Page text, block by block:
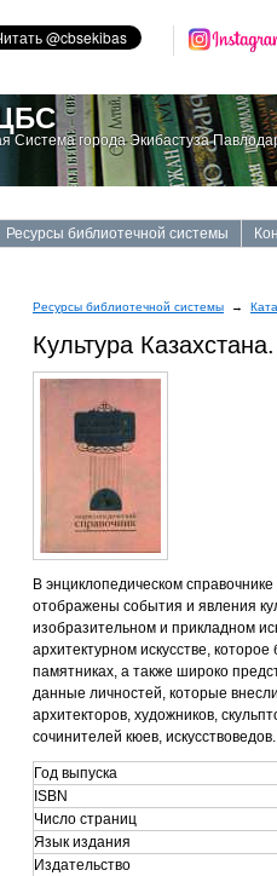
Система города Экибастуза
Ресурсы библиотечной системы
Ресурсы библиотечной системы →
Культура
В энциклопедическом
отображены события и явления
изобразительном и прикладном
архитектурном искусстве,
памятниках, а также широко
данные личностей, которые
архитекторов, художников,
сочинителей кюев,
Год выпуска
ISBN
Число страниц
Язык издания
Издательство